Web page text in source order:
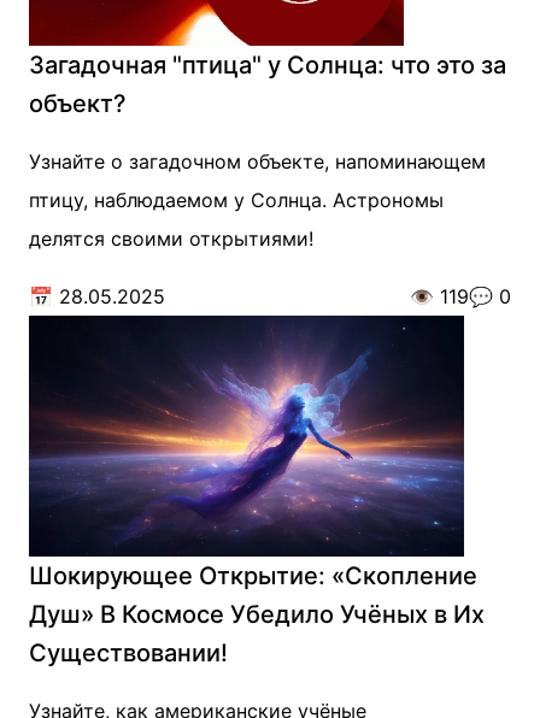
Загадочная "птица" у Солнца: что это за
объект?
Узнайте о загадочном объекте, напоминающем
птицу, наблюдаемом у Солнца. Астрономы
делятся своими открытиями!
📅 28.05.2025 👁️ 119💬 0
Шокирующее Открытие: «Скопление
Душ» В Космосе Убедило Учёных в Их
Существовании!
Узнайте, как американские учёные